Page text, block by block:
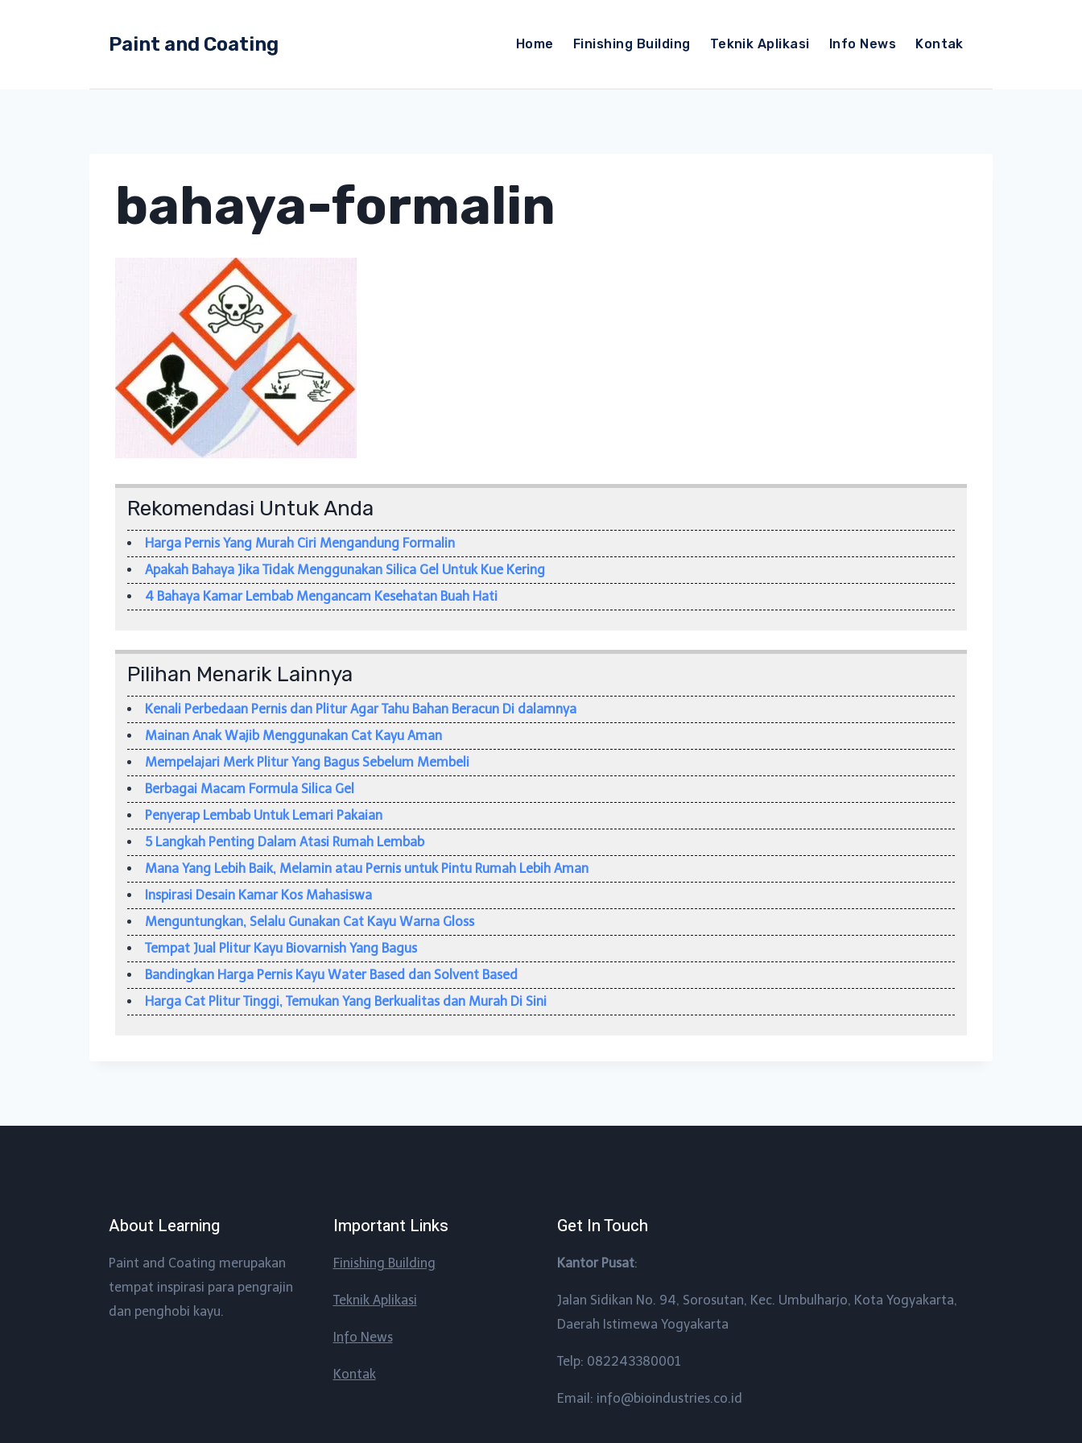
Paint and Coating Home Finishing Building Teknik Aplikasi Info News Kontak
bahaya-formalin
Rekomendasi Untuk Anda
Harga Pernis Yang Murah Ciri Mengandung Formalin
Apakah Bahaya Jika Tidak Menggunakan Silica Gel Untuk Kue Kering
4 Bahaya Kamar Lembab Mengancam Kesehatan Buah Hati
Pilihan Menarik Lainnya
Kenali Perbedaan Pernis dan Plitur Agar Tahu Bahan Beracun Di dalamnya
Mainan Anak Wajib Menggunakan Cat Kayu Aman
Mempelajari Merk Plitur Yang Bagus Sebelum Membeli
Berbagai Macam Formula Silica Gel
Penyerap Lembab Untuk Lemari Pakaian
5 Langkah Penting Dalam Atasi Rumah Lembab
Mana Yang Lebih Baik, Melamin atau Pernis untuk Pintu Rumah Lebih Aman
Inspirasi Desain Kamar Kos Mahasiswa
Menguntungkan, Selalu Gunakan Cat Kayu Warna Gloss
Tempat Jual Plitur Kayu Biovarnish Yang Bagus
Bandingkan Harga Pernis Kayu Water Based dan Solvent Based
Harga Cat Plitur Tinggi, Temukan Yang Berkualitas dan Murah Di Sini
About Learning
Paint and Coating merupakan
tempat inspirasi para pengrajin
dan penghobi kayu.
Important Links
Finishing Building
Teknik Aplikasi
Info News
Kontak
Get In Touch
Kantor Pusat:
Jalan Sidikan No. 94, Sorosutan, Kec. Umbulharjo, Kota Yogyakarta,
Daerah Istimewa Yogyakarta
Telp: 082243380001
Email: info@bioindustries.co.id